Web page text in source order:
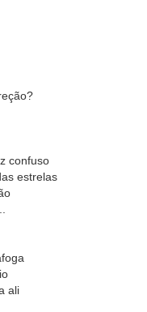
confuso
estrelas
ali